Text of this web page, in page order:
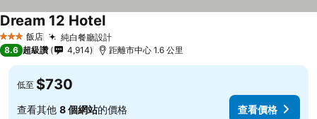
3 星級 飯店 純白餐廳設計查看價格
Dream 12 Hotel查看價格
8.6 超級讚 4,914 距離市中心 1.6 公里
低至 $730
查看其他 8 個網站的價格 查看價格